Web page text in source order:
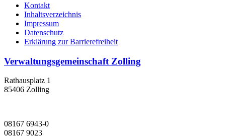
Kontakt
Inhaltsverzeichnis
Impressum
Datenschutz
Erklärung zur Barrierefreiheit
Verwaltungsgemeinschaft Zolling
Rathausplatz 1
85406 Zolling
08167 6943-0
08167 9023